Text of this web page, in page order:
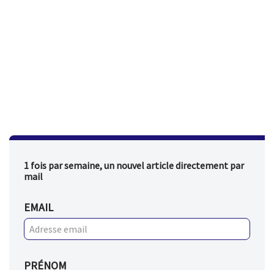
1 fois par semaine, un nouvel article directement par
mail
EMAIL
PRÉNOM